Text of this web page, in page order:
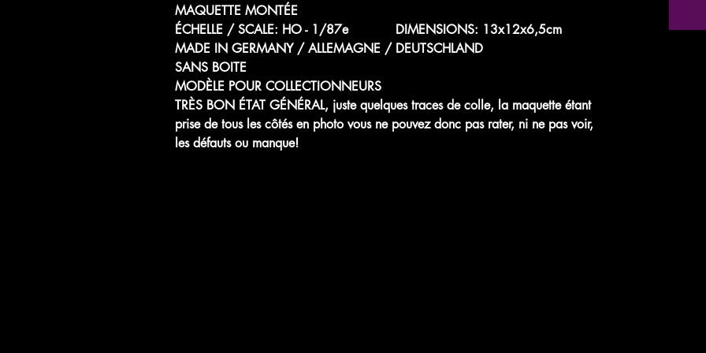
MAQUETTE MONTÉE
ÉCHELLE / SCALE: HO - 1/87e DIMENSIONS: 13x12x6,5cm
MADE IN GERMANY / ALLEMAGNE / DEUTSCHLAND
SANS BOITE
MODÈLE POUR COLLECTIONNEURS
TRÈS BON ÉTAT GÉNÉRAL, juste quelques traces de colle, la maquette étant
prise de tous les côtés en photo vous ne pouvez donc pas rater, ni ne pas voir,
les défauts ou manque!